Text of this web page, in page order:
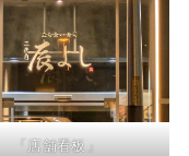
「店舗看板」